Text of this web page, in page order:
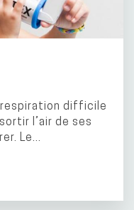
difficile
l’air de ses
Le...